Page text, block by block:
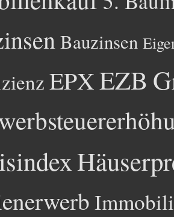
Bauzinsen
EPXEZB